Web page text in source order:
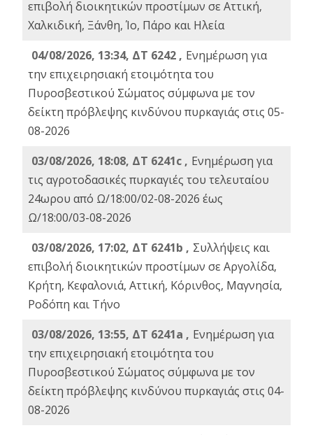
επιβολή διοικητικών προστίμων σε Αττική,
Χαλκιδική, Ξάνθη, Ίο, Πάρο και Ηλεία
04/08/2026, 13:34, ΔΤ 6242 , Ενημέρωση για
την επιχειρησιακή ετοιμότητα του
Πυροσβεστικού Σώματος σύμφωνα με τον
δείκτη πρόβλεψης κινδύνου πυρκαγιάς στις 05-
08-2026
03/08/2026, 18:08, ΔΤ 6241c , Ενημέρωση για
τις αγροτοδασικές πυρκαγιές του τελευταίου
24ωρου από Ω/18:00/02-08-2026 έως
Ω/18:00/03-08-2026
03/08/2026, 17:02, ΔΤ 6241b , Συλλήψεις και
επιβολή διοικητικών προστίμων σε Αργολίδα,
Κρήτη, Κεφαλονιά, Αττική, Κόρινθος, Μαγνησία,
Ροδόπη και Τήνο
03/08/2026, 13:55, ΔΤ 6241a , Ενημέρωση για
την επιχειρησιακή ετοιμότητα του
Πυροσβεστικού Σώματος σύμφωνα με τον
δείκτη πρόβλεψης κινδύνου πυρκαγιάς στις 04-
08-2026